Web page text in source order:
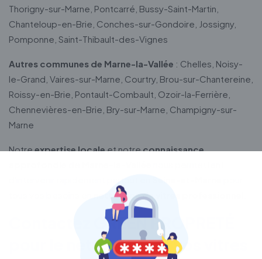
Thorigny-sur-Marne, Pontcarré, Bussy-Saint-Martin,
Chanteloup-en-Brie, Conches-sur-Gondoire, Jossigny,
Pomponne, Saint-Thibault-des-Vignes
Autres communes de Marne-la-Vallée : Chelles, Noisy-
le-Grand, Vaires-sur-Marne, Courtry, Brou-sur-Chantereine,
Roissy-en-Brie, Pontault-Combault, Ozoir-la-Ferrière,
Chennevières-en-Brie, Bry-sur-Marne, Champigny-sur-
Marne
Notreexpertise localeet notreconnaissance
nettoyage de vitres professionnel
Contactez GREEN PROPRETÉ
pour le nettoyage de vos vitres